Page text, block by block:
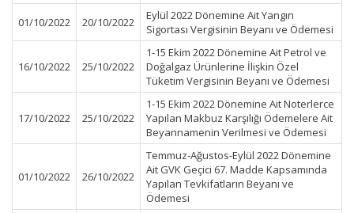
01/10/2022 20/10/2022
Eylül 2022 Dönemine Ait Yangın
Sigortası Vergisinin Beyanı ve Ödemesi
16/10/2022 25/10/2022
1-15 Ekim 2022 Dönemine Ait Petrol ve
Doğalgaz Ürünlerine İlişkin Özel
Tüketim Vergisinin Beyanı ve Ödemesi
17/10/2022 25/10/2022
1-15 Ekim 2022 Dönemine Ait Noterlerce
Yapılan Makbuz Karşılığı Ödemelere Ait
Beyannamenin Verilmesi ve Ödemesi
01/10/2022 26/10/2022
Temmuz-Ağustos-Eylül 2022 Dönemine
Ait GVK Geçici 67. Madde Kapsamında
Yapılan Tevkifatların Beyanı ve
Ödemesi